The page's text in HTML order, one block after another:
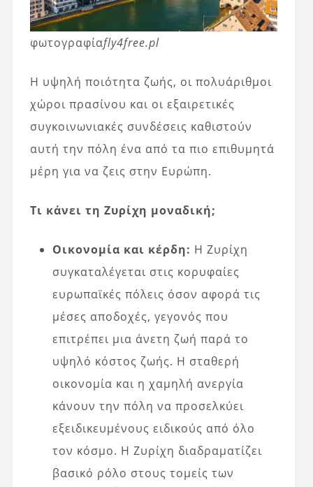
φωτογραφίαfly4free.pl
Η υψηλή ποιότητα ζωής, οι πολυάριθμοι
χώροι πρασίνου και οι εξαιρετικές
συγκοινωνιακές συνδέσεις καθιστούν
αυτή την πόλη ένα από τα πιο επιθυμητά
μέρη για να ζεις στην Ευρώπη.
Τι κάνει τη Ζυρίχη μοναδική;
Οικονομία και κέρδη: Η Ζυρίχη
συγκαταλέγεται στις κορυφαίες
ευρωπαϊκές πόλεις όσον αφορά τις
μέσες αποδοχές, γεγονός που
επιτρέπει μια άνετη ζωή παρά το
υψηλό κόστος ζωής. Η σταθερή
οικονομία και η χαμηλή ανεργία
κάνουν την πόλη να προσελκύει
εξειδικευμένους ειδικούς από όλο
τον κόσμο. Η Ζυρίχη διαδραματίζει
βασικό ρόλο στους τομείς των